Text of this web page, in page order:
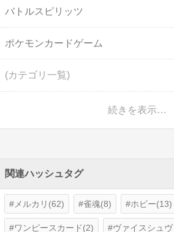
バトルスピリッツ
ポケモンカードゲーム
(カテゴリ一覧)
続きを表示…
関連ハッシュタグ
メルカリ(62) 雀魂(8) ホビー(13)
ワンピースカード(2) ヴァイスシュ